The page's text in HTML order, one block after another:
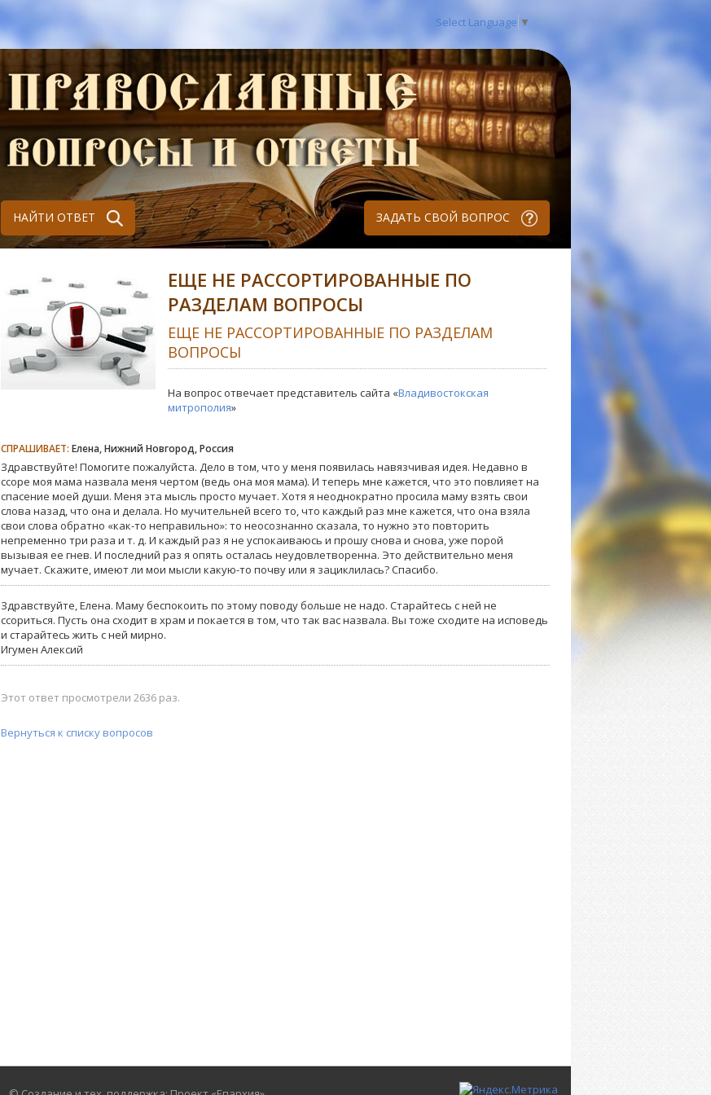
Select Language ▼
НАЙТИ ОТВЕТ ЗАДАТЬ СВОЙ ВОПРОС
ЕЩЕ НЕ РАССОРТИРОВАННЫЕ ПО
РАЗДЕЛАМ ВОПРОСЫ
ЕЩЕ НЕ РАССОРТИРОВАННЫЕ ПО РАЗДЕЛАМ
ВОПРОСЫ
На вопрос отвечает представитель сайта «Владивостокская
митрополия»
СПРАШИВАЕТ: Елена, Нижний Новгород, Россия
Здравствуйте! Помогите пожалуйста. Дело в том, что у меня появилась навязчивая идея. Недавно в
ссоре моя мама назвала меня чертом (ведь она моя мама). И теперь мне кажется, что это повлияет на
спасение моей души. Меня эта мысль просто мучает. Хотя я неоднократно просила маму взять свои
слова назад, что она и делала. Но мучительней всего то, что каждый раз мне кажется, что она взяла
свои слова обратно «как-то неправильно»: то неосознанно сказала, то нужно это повторить
непременно три раза и т. д. И каждый раз я не успокаиваюсь и прошу снова и снова, уже порой
вызывая ее гнев. И последний раз я опять осталась неудовлетворенна. Это действительно меня
мучает. Скажите, имеют ли мои мысли какую-то почву или я зациклилась? Спасибо.
Здравствуйте, Елена. Маму беспокоить по этому поводу больше не надо. Старайтесь с ней не
ссориться. Пусть она сходит в храм и покается в том, что так вас назвала. Вы тоже сходите на исповедь
и старайтесь жить с ней мирно.
Игумен Алексий
Этот ответ просмотрели 2636 раз.
Вернуться к списку вопросов